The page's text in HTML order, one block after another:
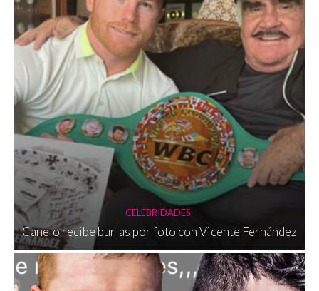
CELEBRIDADES
Canelo recibe burlas por foto con Vicente Fernández